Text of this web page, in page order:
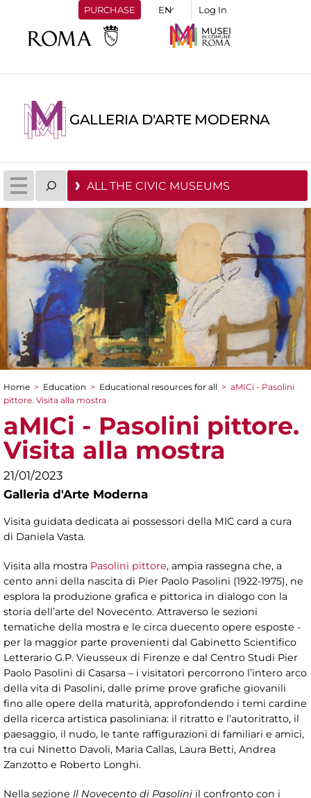
PURCHASE Log In
GALLERIA D'ARTE MODERNA
ALL THE CIVIC MUSEUMS
You are here
Home > Education > Educational resources for all > aMICi - Pasolini
pittore. Visita alla mostra
aMICi - Pasolini pittore.
Visita alla mostra
21/01/2023
Galleria d'Arte Moderna
Visita guidata dedicata ai possessori della MIC card a cura
di Daniela Vasta.
Visita alla mostra Pasolini pittore, ampia rassegna che, a
cento anni della nascita di Pier Paolo Pasolini (1922-1975), ne
esplora la produzione grafica e pittorica in dialogo con la
storia dell’arte del Novecento. Attraverso le sezioni
tematiche della mostra e le circa duecento opere esposte -
per la maggior parte provenienti dal Gabinetto Scientifico
Letterario G.P. Vieusseux di Firenze e dal Centro Studi Pier
Paolo Pasolini di Casarsa – i visitatori percorrono l’intero arco
della vita di Pasolini, dalle prime prove grafiche giovanili
fino alle opere della maturità, approfondendo i temi cardine
della ricerca artistica pasoliniana: il ritratto e l’autoritratto, il
paesaggio, il nudo, le tante raffigurazioni di familiari e amici,
tra cui Ninetto Davoli, Maria Callas, Laura Betti, Andrea
Zanzotto e Roberto Longhi.
Nella sezione Il Novecento di Pasolini il confronto con i